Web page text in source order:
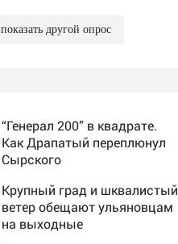
показать другой опрос
“Генерал 200” в квадрате.
Как Драпатый переплюнул
Сырского
Крупный град и шквалистый
ветер обещают ульяновцам
на выходные